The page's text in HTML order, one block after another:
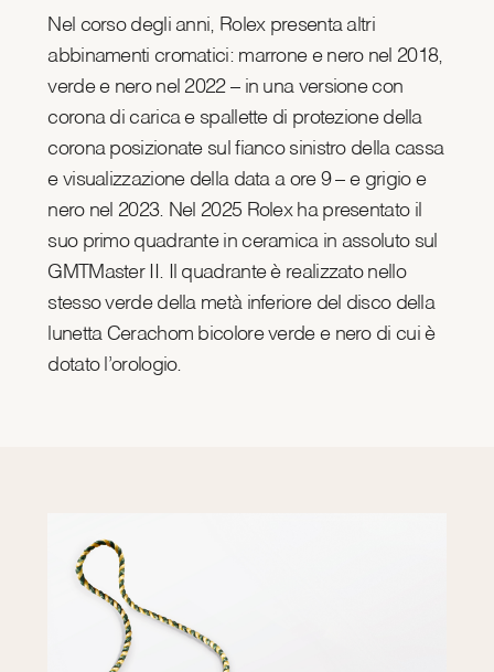
Nel corso degli anni, Rolex presenta altri
abbinamenti cromatici: marrone e nero nel 2018,
verde e nero nel 2022 – in una versione con
corona di carica e spallette di protezione della
corona posizionate sul fianco sinistro della cassa
e visualizzazione della data a ore 9 – e grigio e
nero nel 2023. Nel 2025 Rolex ha presentato il
suo primo quadrante in ceramica in assoluto sul
GMTMaster II. Il quadrante è realizzato nello
stesso verde della metà inferiore del disco della
lunetta Cerachom bicolore verde e nero di cui è
dotato l’orologio.